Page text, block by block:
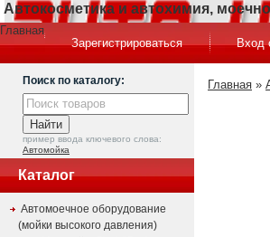
Автокосметика и автохимия,
Главная
Зарегистрироваться
Вход
Поиск по каталогу:
пример ввода ключевого слова:
Автомойка
Каталог
Автомоечное оборудование
(мойки высокого давления)
Главная »